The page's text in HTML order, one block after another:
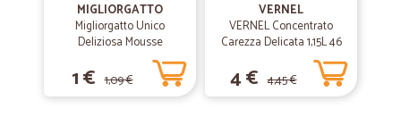
MIGLIORGATTO
Migliorgatto Unico
Deliziosa Mousse
Prosciutto 85 gr.
1 € 1,09 €
VERNEL
VERNEL Concentrato
Carezza Delicata 1,15L 46
4 € 4,45 €